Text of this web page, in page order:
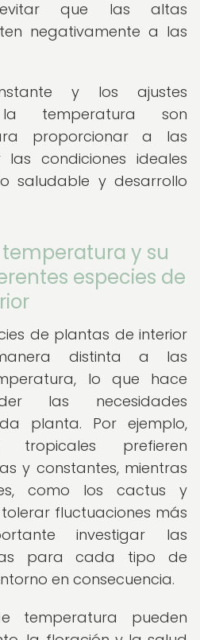
que las altas
negativamente a las
y los ajustes
temperatura son
proporcionar a las
condiciones ideales
saludable y desarrollo
y su
especies de
de plantas de interior
distinta a las
lo que hace
las necesidades
planta. Por ejemplo,
tropicales prefieren
y constantes, mientras
como los cactus y
fluctuaciones más
investigar las
para cada tipo de
en consecuencia.
temperatura pueden